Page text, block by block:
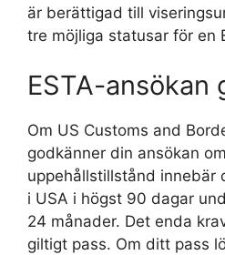
är berättigad till
tre möjliga statusar för en
ESTA-ansökan
Om US Customs and
godkänner din ansökan
uppehållstillstånd innebär
i USA i högst 90 dagar
24 månader. Det enda
giltigt pass. Om ditt pass